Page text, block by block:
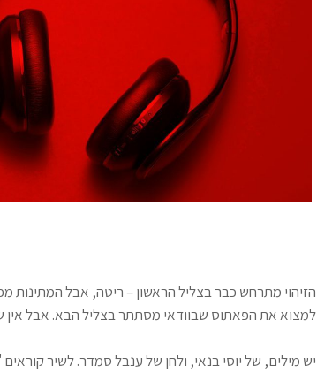
הזיהוי מתרחש כבר בצליל הראשון – ריטה, אבל המתינות
למצוא את הפאתוס שבוודאי מסתתר בצליל הבא. אבל אין
יש מילים, של יוסי בנאי, ולחן של ענבל סמדר. לשיר